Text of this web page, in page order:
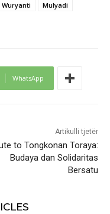
Wuryanti
Mulyadi
WhatsApp
Artikulli tjetër
to Tongkonan Toraya:
Budaya dan Solidaritas
Bersatu